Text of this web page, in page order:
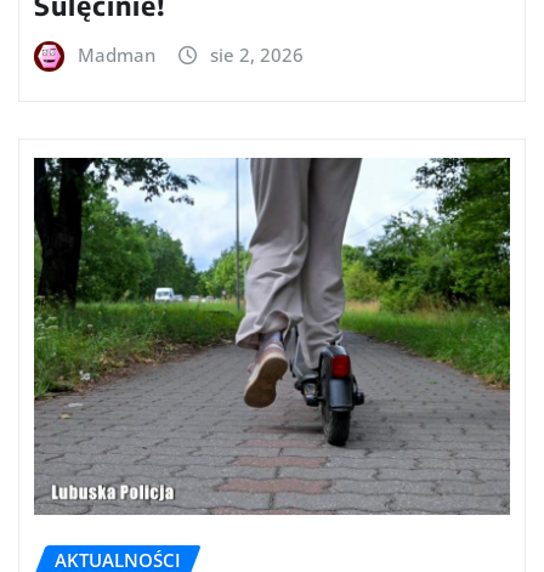
Madman sie 2, 2026
AKTUALNOŚCI